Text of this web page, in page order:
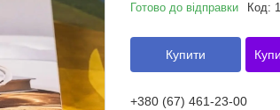
Готово до відправки Код:
Купити
+380 (67) 461-23-00